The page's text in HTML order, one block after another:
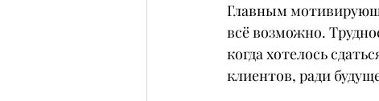
Главным
всё возможно.
когда хотелось
клиентов, ради